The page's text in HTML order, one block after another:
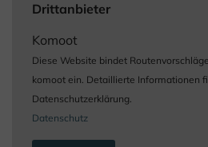
Drittanbieter
Komoot
Diese Website bindet
komoot ein. Detaillierte Informationen
Datenschutzerklärung.
Datenschutz